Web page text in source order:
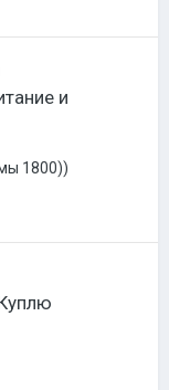
и
1800))